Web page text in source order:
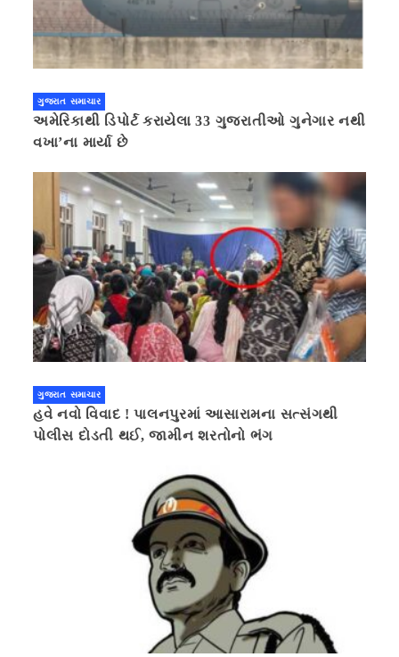
ગુજરાત સમાચાર
અમેરિકાથી ડિપોર્ટ કરાયેલા 33 ગુજરાતીઓ ગુનેગાર નથી
વખા’ના માર્યા છે
ગુજરાત સમાચાર
હવે નવો વિવાદ ! પાલનપુરમાં આસારામના સત્સંગથી
પોલીસ દોડતી થઈ, જામીન શરતોનો ભંગ